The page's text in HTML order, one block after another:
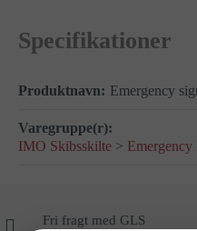
Specifikationer
Emergency
IMO Skibsskilte >
Fri fragt med GLS